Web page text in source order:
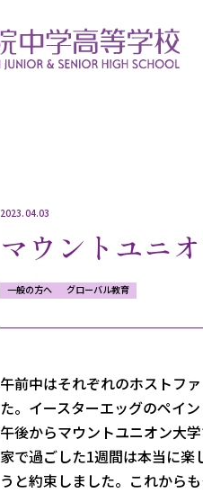
2023.04.03
マウントユニ
一般の方へ グローバル教育
午前中はそれぞれのホストフ
た。イースターエッグのペイ
午後からマウントユニオン大
家で過ごした1週間は本当に楽
うと約束しました。 これから